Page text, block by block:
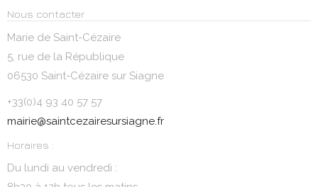
Nous contacter
Marie de Saint-Cézaire
5, rue de la République
06530 Saint-Cézaire sur Siagne
+33(0)4 93 40 57 57
mairie@saintcezairesursiagne.fr
Horaires :
Du lundi au vendredi :